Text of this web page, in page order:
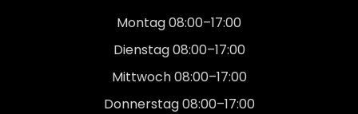
Montag 08:00–17:00
Dienstag 08:00–17:00
Mittwoch 08:00–17:00
Donnerstag 08:00–17:00